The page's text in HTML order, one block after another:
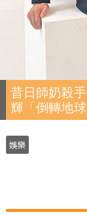
昔日師奶殺
輝「倒轉地球
娛樂